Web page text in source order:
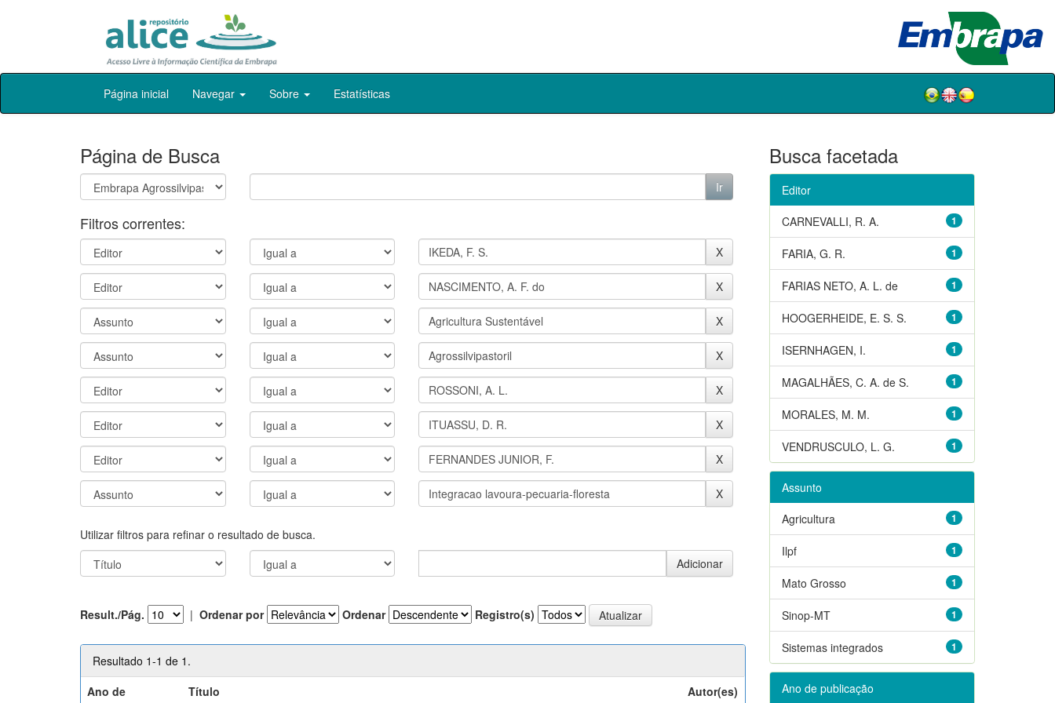
Skip
Página inicial Navegar Sobre Estatísticas
Página de Busca
Filtros correntes:
Utilizar filtros para refinar o resultado de busca.
Result./Pág. | Ordenar por Ordenar Registro(s)
Resultado 1-1 de 1.
Ano de
Título Autor(es)
Busca facetada
Editor
1
CARNEVALLI, R. A.
1
FARIA, G. R.
1
FARIAS NETO, A. L. de
1
HOOGERHEIDE, E. S. S.
1
ISERNHAGEN, I.
1
MAGALHÃES, C. A. de S.
1
MORALES, M. M.
1
VENDRUSCULO, L. G.
Assunto
1
Agricultura
1
Ilpf
1
Mato Grosso
1
Sinop-MT
1
Sistemas integrados
Ano de publicação